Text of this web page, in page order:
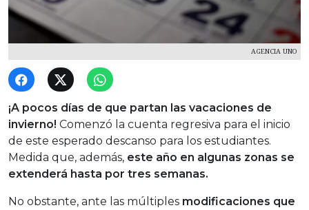
AGENCIA UNO
¡A pocos días de que partan las vacaciones de
invierno! Comenzó la cuenta regresiva para el inicio
de este esperado descanso para los estudiantes.
Medida que, además, este año en algunas zonas se
extenderá hasta por tres semanas.
No obstante, ante las múltiples modificaciones que